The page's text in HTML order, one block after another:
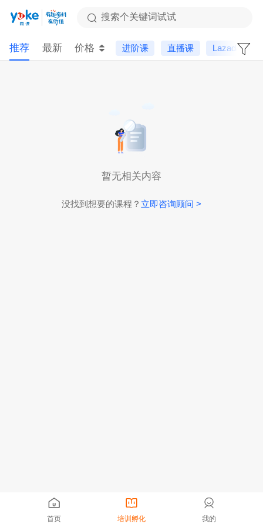
搜索个关键词试试
推荐 最新 价格 进阶课 直播课 Lazada
暂无相关内容
没找到想要的课程？ 立即咨询顾问 >
首页 培训孵化 我的